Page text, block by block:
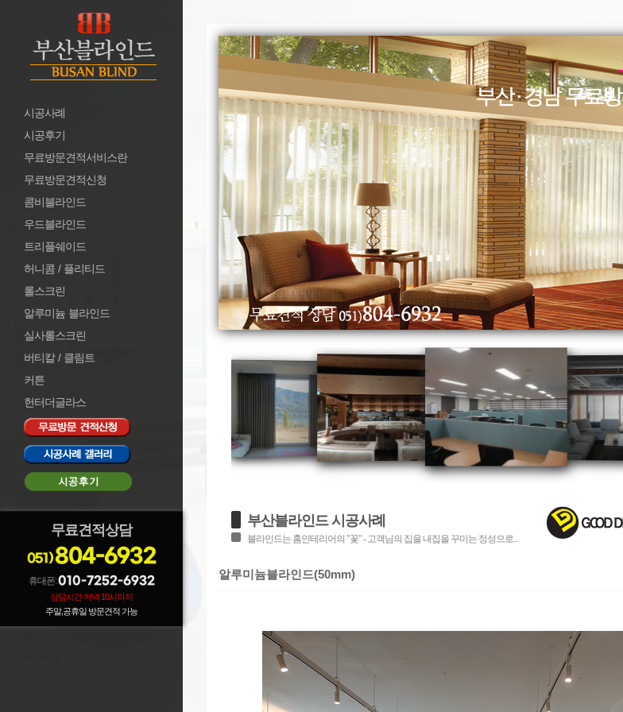
시공사례
시공후기
무료방문견적서비스란
무료방문견적신청
콤비블라인드
우드블라인드
트리플쉐이드
허니콤 / 플리티드
롤스크린
알루미늄 블라인드
실사롤스크린
버티칼 / 클림트
커튼
헌터더글라스
무료견적상담
051)804-6932
휴대폰:010-7252-6932
상담시간 저녁 10시까지
주말,공휴일 방문견적 가능
부산블라인드 시공사례
블라인드는 홈인테리어의 "꽃" - 고객님의 집을 내집을 꾸미는 정성으로...
알루미늄블라인드(50mm)